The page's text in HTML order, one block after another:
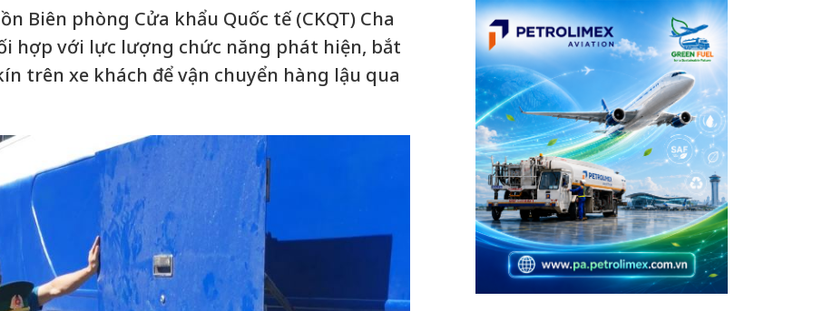
Biên phòng Cửa khẩu Quốc tế (CKQT) Cha
hợp với lực lượng chức năng phát hiện, bắt
trên xe khách để vận chuyển hàng lậu qua